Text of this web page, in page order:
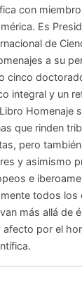
con
Es
de
a su
cinco
integral y un
Homenaje
que rinden
pero
y asimismo
e
todos los
más allá de
por el